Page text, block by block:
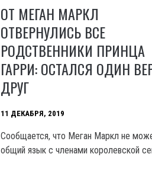
ОТ МЕГАН МАРКЛ
ОТВЕРНУЛИСЬ ВСЕ
РОДСТВЕННИКИ ПРИНЦА
ГАРРИ: ОСТАЛСЯ ОДИН
ДРУГ
11 ДЕКАБРЯ, 2019
Сообщается, что Меган Маркл не
общий язык с членами королевской